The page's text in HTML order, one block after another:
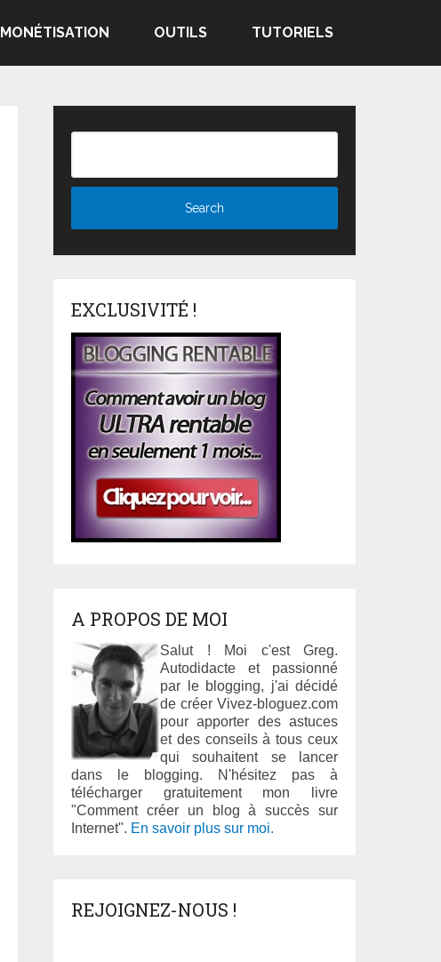
MONÉTISATION OUTILS TUTORIELS
EXCLUSIVITÉ !
A PROPOS DE MOI
Salut ! Moi c'est Greg.
Autodidacte et passionné
par le blogging, j'ai décidé
de créer Vivez-bloguez.com
pour apporter des astuces
et des conseils à tous ceux
qui souhaitent se lancer
dans le blogging. N'hésitez pas à
télécharger gratuitement mon livre
"Comment créer un blog à succès sur
Internet". En savoir plus sur moi.
REJOIGNEZ-NOUS !